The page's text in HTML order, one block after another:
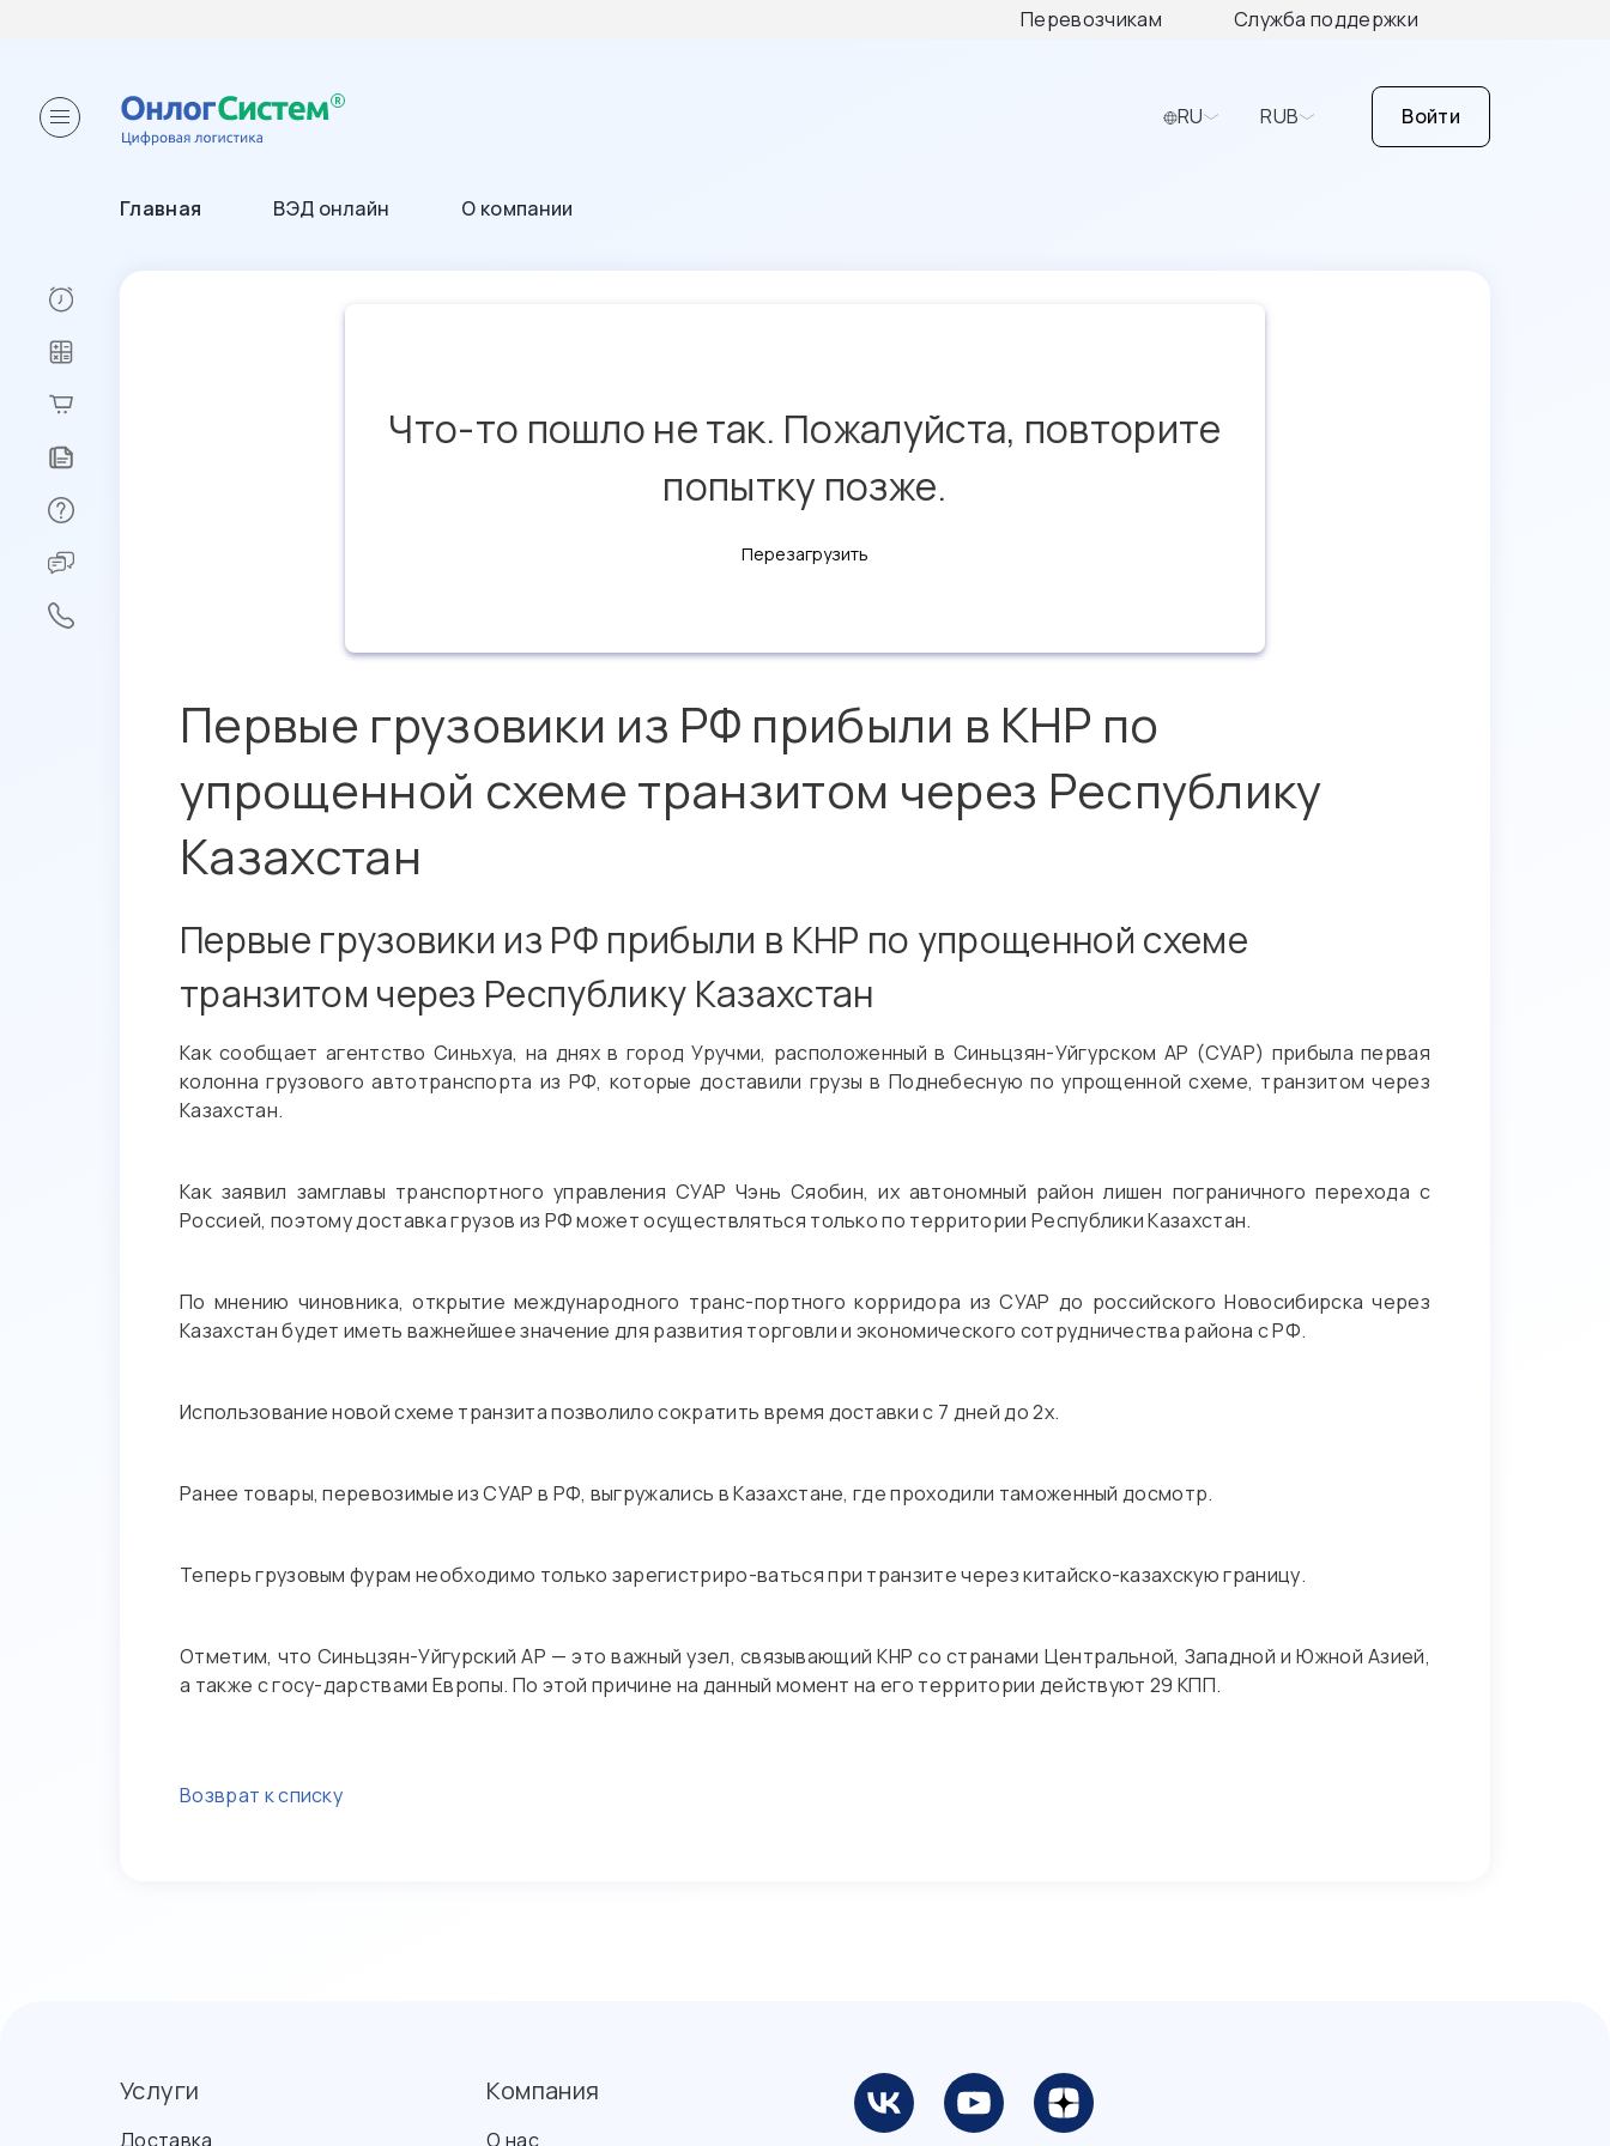
Перевозчикам Служба поддержки
RU RUB Войти
Главная ВЭД онлайн О компании
Что-то пошло не так. Пожалуйста, повторите
попытку позже.
Перезагрузить
Первые грузовики из РФ прибыли в КНР по
упрощенной схеме транзитом через Республику
Казахстан
Первые грузовики из РФ прибыли в КНР по упрощенной схеме
транзитом через Республику Казахстан
Как сообщает агентство Синьхуа, на днях в город Уручми, расположенный в Синьцзян-Уйгурском АР (СУАР) прибыла первая
колонна грузового автотранспорта из РФ, которые доставили грузы в Поднебесную по упрощенной схеме, транзитом через
Казахстан.
Как заявил замглавы транспортного управления СУАР Чэнь Сяобин, их автономный район лишен пограничного перехода с
Россией, поэтому доставка грузов из РФ может осуществляться только по территории Республики Казахстан.
По мнению чиновника, открытие международного транс-портного корридора из СУАР до российского Новосибирска через
Казахстан будет иметь важнейшее значение для развития торговли и экономического сотрудничества района с РФ.
Использование новой схеме транзита позволило сократить время доставки с 7 дней до 2х.
Ранее товары, перевозимые из СУАР в РФ, выгружались в Казахстане, где проходили таможенный досмотр.
Теперь грузовым фурам необходимо только зарегистриро-ваться при транзите через китайско-казахскую границу.
Отметим, что Синьцзян-Уйгурский АР — это важный узел, связывающий КНР со странами Центральной, Западной и Южной Азией,
а также с госу-дарствами Европы. По этой причине на данный момент на его территории действуют 29 КПП.
Возврат к списку
Услуги
Доставка
Компания
О нас